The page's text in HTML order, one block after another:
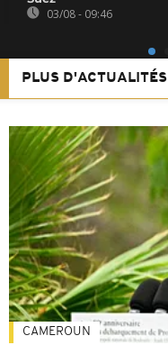
03/08 - 09:46
PLUS D'ACTUALITÉS
CAMEROUN